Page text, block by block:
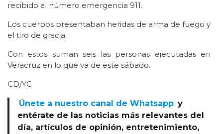
recibido al número emergencia 911.
Los cuerpos presentaban heridas de arma de fuego y
el tiro de gracia.
Con estos suman seis las personas ejecutadas en
Veracruz en lo que va de este sábado.
CD/YC
Únete a nuestro canal de Whatsapp y
entérate de las noticias más relevantes del
día, artículos de opinión, entretenimiento,